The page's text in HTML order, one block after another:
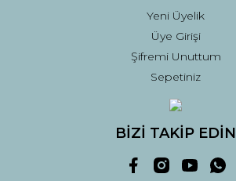
Yeni Üyelik
Üye Girişi
Şifremi Unuttum
Sepetiniz
BİZİ TAKİP EDİN